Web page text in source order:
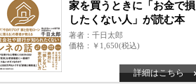
家を買うときに「お金で損
したくない人」が読む本
著者
千日太郎
価格
￥1,650(税込)
詳細はこちら